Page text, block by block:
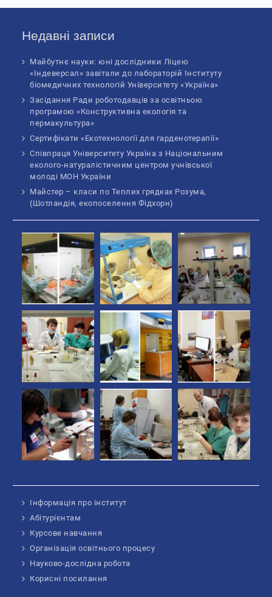
Недавні записи
Майбутнє науки: юні дослідники Ліцею
«Індеверсал» завітали до лабораторій Інституту
біомедичних технологій Університету «Україна»
Засідання Ради роботодавців за освітньою
програмою «Конструктивна екологія та
пермакультура»
Сертифікати «Екотехнології для гарденотерапії»
Співпраця Університету Україна з Національним
еколого-натуралістичним центром учнівської
молоді МОН України
Майстер – класи по Теплих грядках Розума,
(Шотландія, екопоселення Фідхорн)
Інформація про інститут
Абітурієнтам
Курсове навчання
Організація освітнього процесу
Науково-дослідна робота
Корисні посилання